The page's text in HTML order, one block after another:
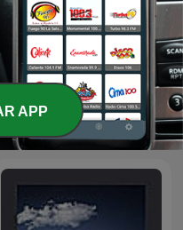
Queens Cali
de Música
APP